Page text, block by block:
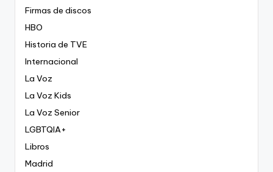
Firmas de discos
HBO
Historia de TVE
Internacional
La Voz
La Voz Kids
La Voz Senior
LGBTQIA+
Libros
Madrid